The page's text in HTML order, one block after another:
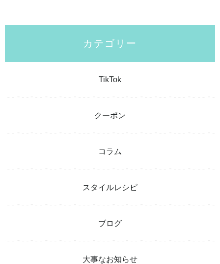
カテゴリー
TikTok
クーポン
コラム
スタイルレシピ
ブログ
大事なお知らせ